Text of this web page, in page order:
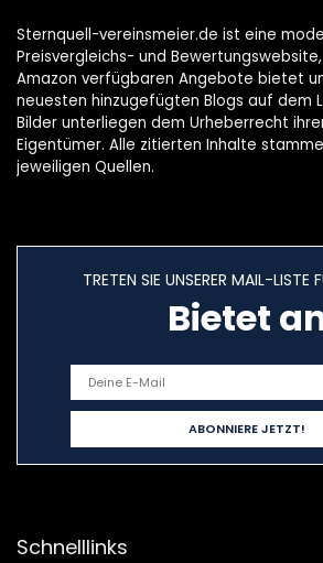
Sternquell-vereinsmeier.de ist eine
Preisvergleichs- und
Amazon verfügbaren Angebote bietet
neuesten hinzugefügten Blogs auf dem
Bilder unterliegen dem Urheberrecht
Eigentümer. Alle zitierten Inhalte
jeweiligen Quellen.
TRETEN SIE UNSERER MAIL-LISTE
Bietet
Schnelllinks